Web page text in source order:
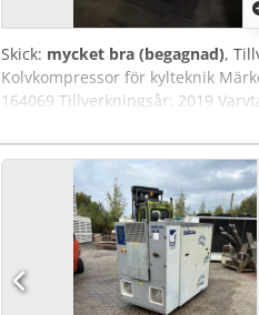
Skick: mycket bra (begagnad),
Kolvkompressor för kylteknik
164069 Tillverkningsår: 2019
(Ammoniak) Kompressormått:
Sabroe SMC 112 L är en
krävande kylsystem. Enheten är
vilket gör den energieffektiv och
volymflödeskapacitet på 848
och fryslager. Paketet
driftsparametrarna och